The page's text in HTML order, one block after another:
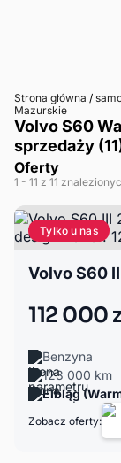
Strona główna /
Mazurskie
Volvo S60
sprzedaży
Oferty
1 - 11 z 11
Tylko u nas
112 000
Benzyna
123 000 km
Elbląg
Zobacz oferty: